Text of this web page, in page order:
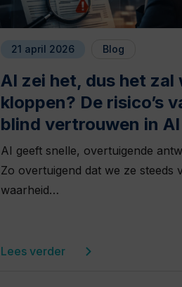
21 april 2026 Blog
AI zei het, dus het zal
kloppen? De risico’s
blind vertrouwen in AI
AI geeft snelle, overtuigende
Zo overtuigend dat we ze steeds
waarheid…
Lees verder